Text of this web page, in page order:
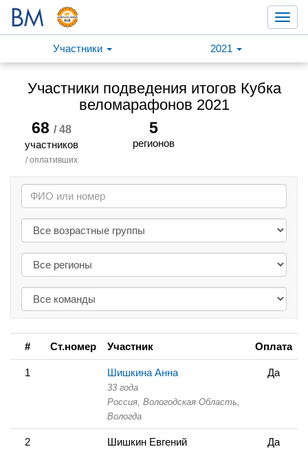
Участники
2021
Участники подведения итогов Кубка
веломарафонов 2021
68 / 48
участников
/ оплативших
5
регионов
# Ст.номер Участник Оплата
1 Шишкина Анна
33 года
Россия, Вологодская Область,
Вологда
Да
2 Шишкин Евгений Да